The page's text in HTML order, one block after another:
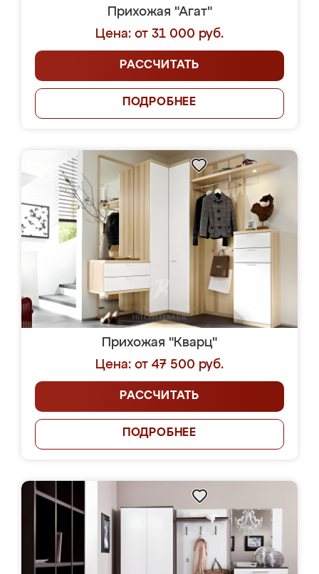
Прихожая "Агат"
Цена: от 31 000 руб.
РАССЧИТАТЬ
ПОДРОБНЕЕ
Прихожая "Кварц"
Цена: от 47 500 руб.
РАССЧИТАТЬ
ПОДРОБНЕЕ